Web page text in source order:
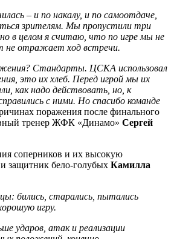
– и по накалу, и по самоотдаче,
зрителям. Мы пропустили три
в целом я считаю, что по игре мы не
отражает ход встречи.
Стандарты. ЦСКА использовал
это их хлеб. Перед игрой мы их
как надо действовать, но, к
с ними. Но спасибо команде
поражения после финального
тренер ЖФК «Динамо» Сергей
соперников и их высокую
и защитник бело-голубых Камилла
бились, старались, пытались
игру.
ударов, атак и реализации